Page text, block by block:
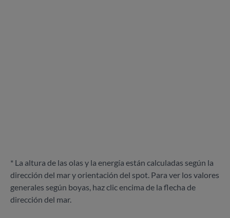
* La altura de las olas y la energía están calculadas según la
dirección del mar y orientación del spot. Para ver los valores
generales según boyas, haz clic encima de la flecha de
dirección del mar.